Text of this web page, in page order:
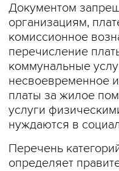
Документом
организациям,
комиссионное
перечисление
коммунальные
несвоевременное
платы за жилое
услуги
нуждаются в
Перечень
определяет